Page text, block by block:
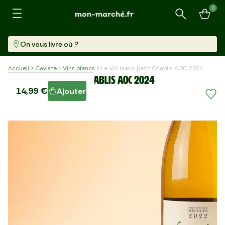
Recherche
0
On vous livre où ?
Accueil Caviste Vins blancs Le Vin blanc petit Chablis AOC 2024
Le Vin blanc petit Chablis AOC 2024
14,99 € Ajouter